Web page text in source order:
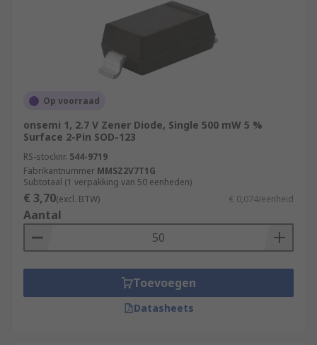
Op voorraad
onsemi 1, 2.7 V Zener Diode, Single 500 mW 5 %
Surface 2-Pin SOD-123
RS-stocknr. 544-9719
Fabrikantnummer MMSZ2V7T1G
Subtotaal (1 verpakking van 50 eenheden)
€ 3,70(excl. BTW) € 0,074/eenheid
Aantal
Toevoegen
Datasheets